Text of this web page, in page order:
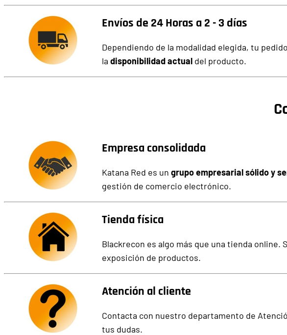
Envíos de 24 Horas a 2 - 3 días
Dependiendo de la modalidad elegida, tu
la disponibilidad actual del producto.
Empresa consolidada
Katana Red es un grupo empresarial sólido y
gestión de comercio electrónico.
Tienda física
Blackrecon es algo más que una tienda online.
exposición de productos.
Atención al cliente
Contacta con nuestro departamento de
tus dudas.